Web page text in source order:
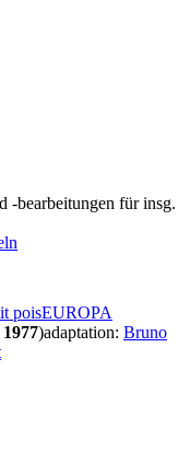
-bearbeitungen für insg.
poisEUROPA
1977)adaptation: Bruno